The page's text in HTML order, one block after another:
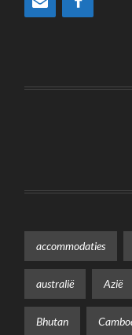
accommodaties
australië Azië
Bhutan